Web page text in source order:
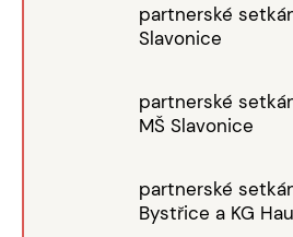
partnerské
Slavonice
partnerské
MŠ Slavonice
partnerské
Bystřice a KG